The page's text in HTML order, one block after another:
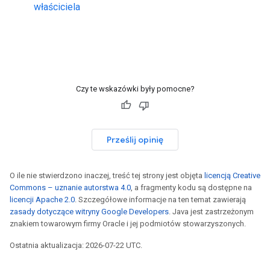
właściciela
Czy te wskazówki były pomocne?
Prześlij opinię
O ile nie stwierdzono inaczej, treść tej strony jest objęta licencją Creative
Commons – uznanie autorstwa 4.0, a fragmenty kodu są dostępne na
licencji Apache 2.0. Szczegółowe informacje na ten temat zawierają
zasady dotyczące witryny Google Developers. Java jest zastrzeżonym
znakiem towarowym firmy Oracle i jej podmiotów stowarzyszonych.
Ostatnia aktualizacja: 2026-07-22 UTC.